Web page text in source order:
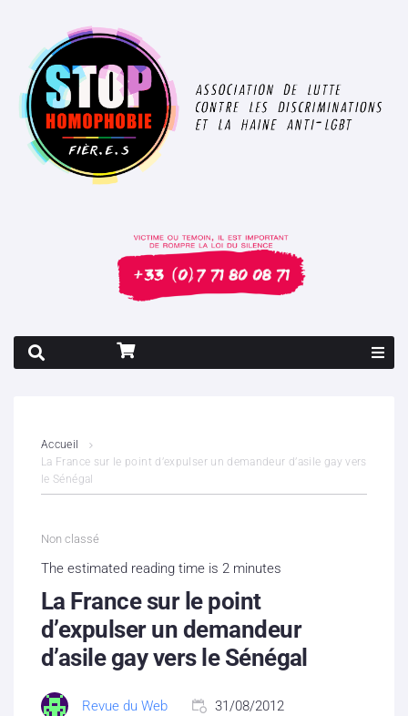
Contenus litigieux
Boutique
Partenaires
Contacts
Hébergement solidaire
Accueil
La France sur le point d’expulser un demandeur d’asile gay vers
le Sénégal
Non classé
The estimated reading time is 2 minutes
La France sur le point
d’expulser un demandeur
d’asile gay vers le Sénégal
Revue du Web 31/08/2012